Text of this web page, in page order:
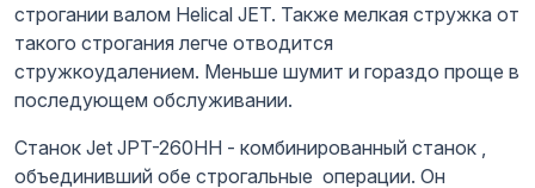
строгании валом Helical JET. Также мелкая стружка от
такого строгания легче отводится
стружкоудалением. Меньше шумит и гораздо проще в
последующем обслуживании.
Станок Jet JPT-260HH - комбинированный станок ,
объединивший обе строгальные операции. Он